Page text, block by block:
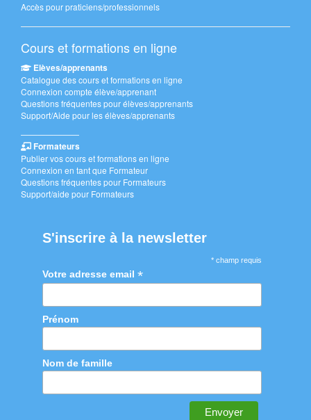
Accès pour praticiens/professionnels
Cours et formations en ligne
Elèves/apprenants
Catalogue des cours et formations en ligne
Connexion compte élève/apprenant
Questions fréquentes pour élèves/apprenants
Support/Aide pour les élèves/apprenants
———————
Formateurs
Publier vos cours et formations en ligne
Connexion en tant que Formateur
Questions fréquentes pour Formateurs
Support/aide pour Formateurs
S'inscrire à la newsletter
* champ requis
Votre adresse email*
Prénom
Nom de famille